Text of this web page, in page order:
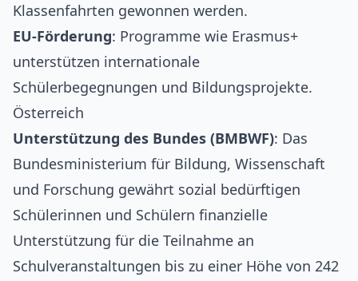
Klassenfahrten gewonnen werden.
EU-Förderung: Programme wie Erasmus+
unterstützen internationale
Schülerbegegnungen und Bildungsprojekte.
Österreich
Unterstützung des Bundes (BMBWF): Das
Bundesministerium für Bildung, Wissenschaft
und Forschung gewährt sozial bedürftigen
Schülerinnen und Schülern finanzielle
Unterstützung für die Teilnahme an
Schulveranstaltungen bis zu einer Höhe von 242